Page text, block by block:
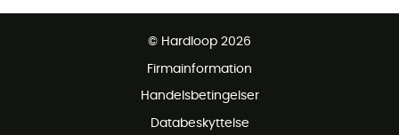
© Hardloop 2026
Firmainformation
Handelsbetingelser
Databeskyttelse